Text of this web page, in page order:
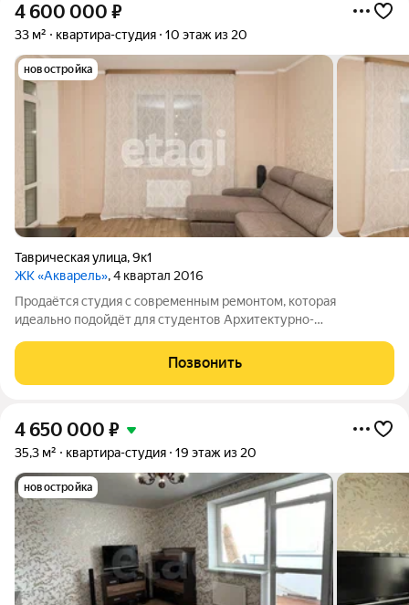
4 600 000 ₽
33 м² квартира-студия 10 этаж из 20
новостройка
Таврическая улица,9к1
ЖК «Акварель», 4 квартал 2016
Продаётся студия с современным ремонтом, которая
идеально подойдёт для студентов Архитектурно-
квартире установлены натяжные потолки и обои на стенах.
Ванная комната совмещена с санузлом и
Позвонить
4 650 000 ₽
35,3 м² квартира-студия 19 этаж из 20
новостройка